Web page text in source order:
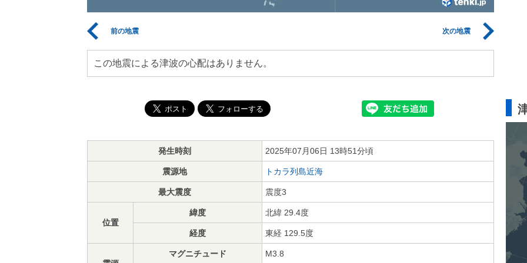
前の地震 次の地震
この地震による津波の心配はありません。
発生時刻 2025年07月06日 13時51分頃
震源地 トカラ列島近海
最大震度 震度3
位置
緯度 北緯 29.4度
経度 東経 129.5度
マグニチュード M3.8